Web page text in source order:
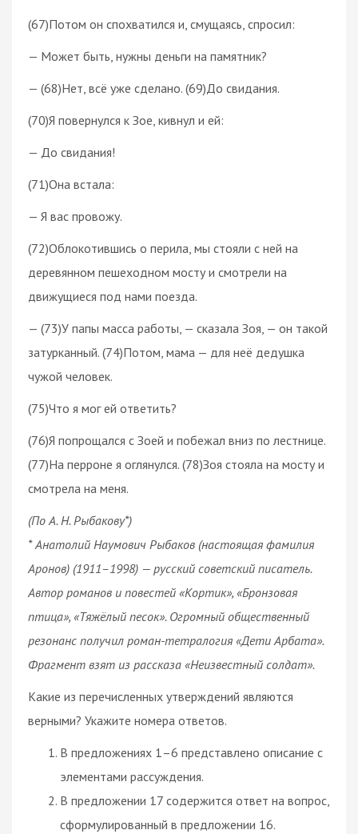
(67)Потом он спохватился и, смущаясь, спросил:
— Может быть, нужны деньги на памятник?
— (68)Нет, всё уже сделано. (69)До свидания.
(70)Я повернулся к Зое, кивнул и ей:
— До свидания!
(71)Она встала:
— Я вас провожу.
(72)Облокотившись о перила, мы стояли с ней на
деревянном пешеходном мосту и смотрели на
движущиеся под нами поезда.
— (73)У папы масса работы, — сказала Зоя, — он такой
затурканный. (74)Потом, мама — для неё дедушка
чужой человек.
(75)Что я мог ей ответить?
(76)Я попрощался с Зоей и побежал вниз по лестнице.
(77)На перроне я оглянулся. (78)Зоя стояла на мосту и
смотрела на меня.
(По А. Н. Рыбакову*)
* Анатолий Наумович Рыбаков (настоящая фамилия
Аронов) (1911–1998) — русский советский писатель.
Автор романов и повестей «Кортик», «Бронзовая
птица», «Тяжёлый песок». Огромный общественный
резонанс получил роман-тетралогия «Дети Арбата».
Фрагмент взят из рассказа «Неизвестный солдат».
Какие из перечисленных утверждений являются
верными? Укажите номера ответов.
В предложениях 1–6 представлено описание с
элементами рассуждения.
В предложении 17 содержится ответ на вопрос,
сформулированный в предложении 16.